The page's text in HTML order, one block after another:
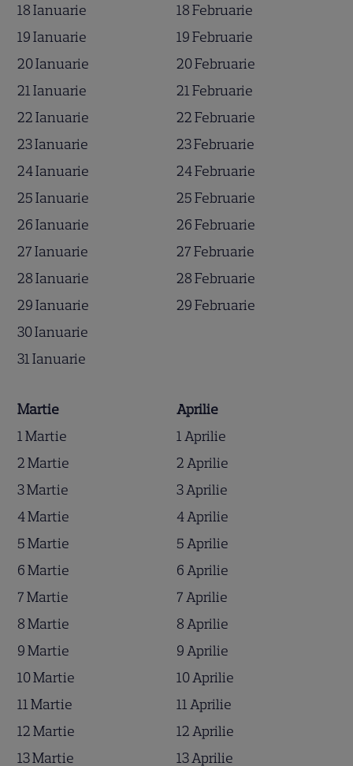
18 Ianuarie
19 Ianuarie
20 Ianuarie
21 Ianuarie
22 Ianuarie
23 Ianuarie
24 Ianuarie
25 Ianuarie
26 Ianuarie
27 Ianuarie
28 Ianuarie
29 Ianuarie
30 Ianuarie
31 Ianuarie
18 Februarie
19 Februarie
20 Februarie
21 Februarie
22 Februarie
23 Februarie
24 Februarie
25 Februarie
26 Februarie
27 Februarie
28 Februarie
29 Februarie
Martie
1 Martie
2 Martie
3 Martie
4 Martie
5 Martie
6 Martie
7 Martie
8 Martie
9 Martie
10 Martie
11 Martie
12 Martie
13 Martie
Aprilie
1 Aprilie
2 Aprilie
3 Aprilie
4 Aprilie
5 Aprilie
6 Aprilie
7 Aprilie
8 Aprilie
9 Aprilie
10 Aprilie
11 Aprilie
12 Aprilie
13 Aprilie